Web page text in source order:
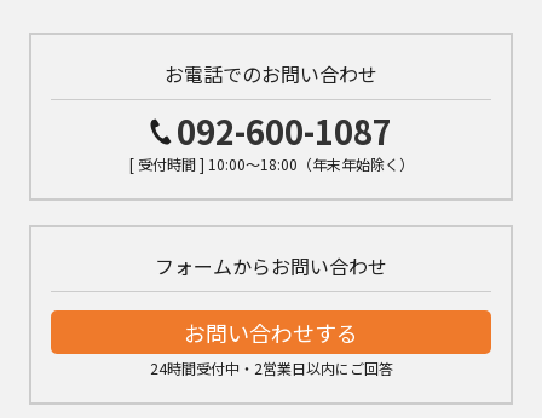
お電話でのお問い合わせ
092-600-1087
[ 受付時間 ] 10:00～18:00（年末年始除く）
フォームからお問い合わせ
お問い合わせする
24時間受付中・2営業日以内にご回答